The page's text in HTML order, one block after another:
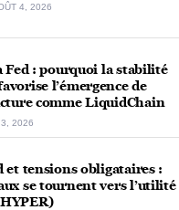
4, 2026
Fed : pourquoi la stabilité
l’émergence de
comme LiquidChain
2026
et tensions obligataires :
se tournent vers l’utilité